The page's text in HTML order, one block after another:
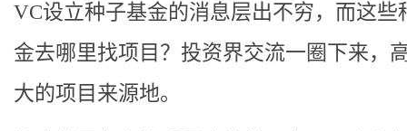
VC设立种子基金的消息层出不穷，而这些
金去哪里找项目？投资界交流一圈下来，
大的项目来源地。